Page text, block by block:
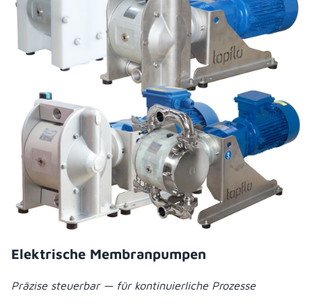
Elektrische Membranpumpen
Präzise steuerbar — für kontinuierliche Prozesse